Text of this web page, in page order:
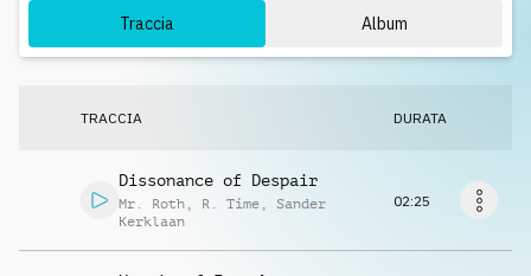
Traccia Album
TRACCIA DURATA
Dissonance of Despair
Mr. Roth , R. Time , Sander
Kerklaan
02:25